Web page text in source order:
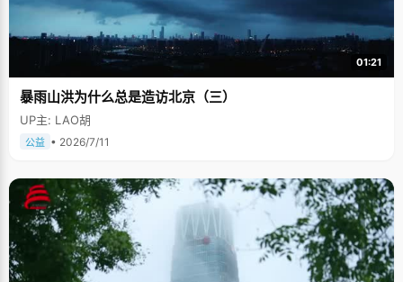
01:21
暴雨山洪为什么总是造访北京（三）
UP主: LAO胡
公益 • 2026/7/11